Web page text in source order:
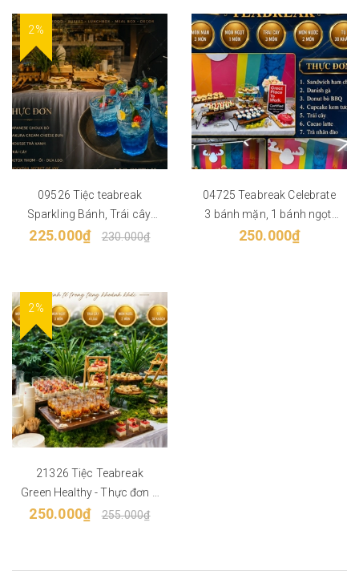
2%
09526 Tiệc teabreak
Sparkling Bánh, Trái cây,
Nước, Mocktail
225.000₫ 230.000₫
04725 Teabreak Celebrate
3 bánh mặn, 1 bánh ngọt,
Trái cây, 2 món nước
250.000₫
2%
21326 Tiệc Teabreak
Green Healthy - Thực đơn 6
món, Trái cây, Nước - Phù
250.000₫ 255.000₫